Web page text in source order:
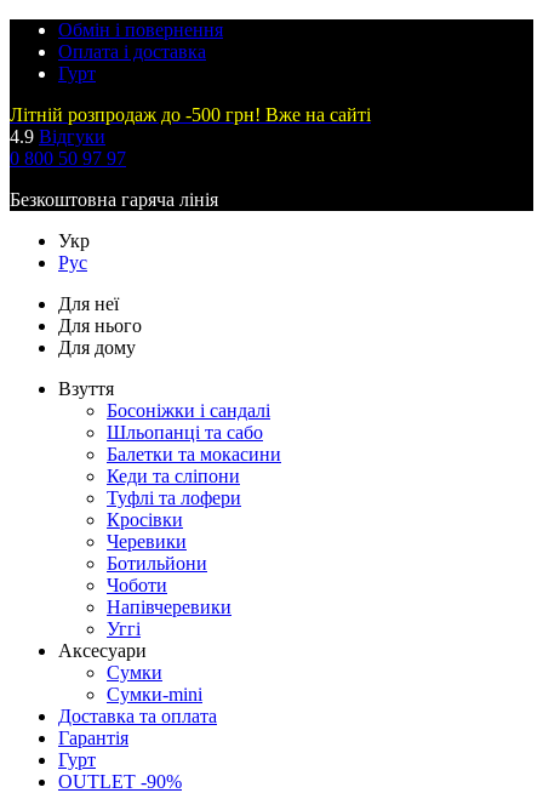
Обмін і повернення
Оплата і доставка
Гурт
Літній розпродаж до -500 грн! Вже на сайті
4.9 Відгуки
0 800 50 97 97
Безкоштовна гаряча лінія
Укр
Рус
Для неї
Для нього
Для дому
Взуття
Босоніжки і сандалі
Шльопанці та сабо
Балетки та мокасини
Кеди та сліпони
Туфлі та лофери
Кросівки
Черевики
Ботильйони
Чоботи
Напівчеревики
Уггі
Аксесуари
Сумки
Сумки-mini
Доставка та оплата
Гарантія
Гурт
OUTLET -90%